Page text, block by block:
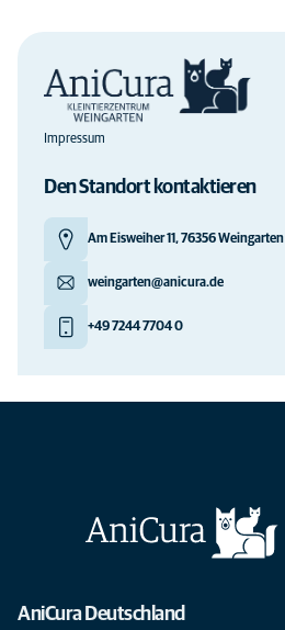
Impressum
Den Standort kontaktieren
Am Eisweiher 11, 76356 Weingarten
weingarten@anicura.de
+49 7244 7704 0
AniCura Deutschland